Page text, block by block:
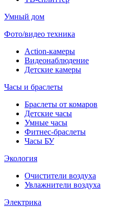
Умный дом
Фото/видео техника
Action-камеры
Видеонаблюдение
Детские камеры
Часы и браслеты
Браслеты от комаров
Детские часы
Умные часы
Фитнес-браслеты
Часы БУ
Экология
Очистители воздуха
Увлажнители воздуха
Электрика